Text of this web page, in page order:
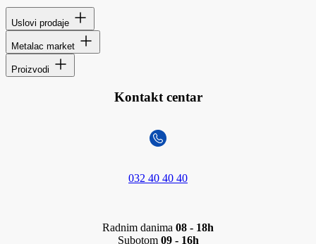
Uslovi prodaje
Metalac market
Proizvodi
Kontakt centar
032 40 40 40
Radnim danima 08 - 18h
Subotom 09 - 16h